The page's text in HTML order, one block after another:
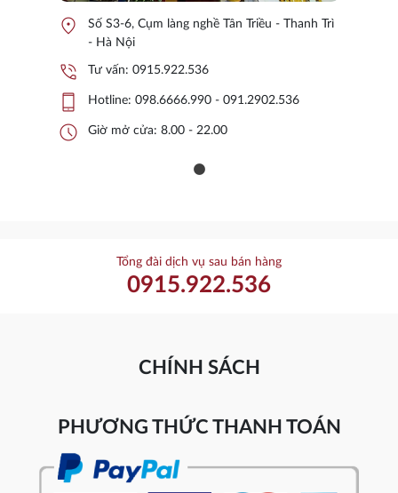
location_on
Số S3-6, Cụm làng nghề Tân Triều - Thanh Trì
- Hà Nội
phone_in_talk Tư vấn: 0915.922.536
phone_iphone Hotline: 098.6666.990 - 091.2902.536
schedule Giờ mở cửa: 8.00 - 22.00
Tổng đài dịch vụ sau bán hàng
0915.922.536
CHÍNH SÁCH
PHƯƠNG THỨC THANH TOÁN